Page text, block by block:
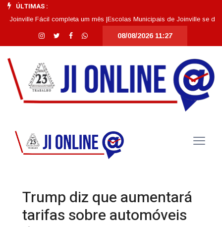
ÚLTIMAS :
Fácil completa um mês | Escolas Municipais de Joinville se
08/08/2026 11:27
Trump diz que aumentará
tarifas sobre automóveis